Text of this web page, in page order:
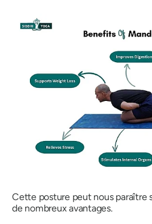
Cette posture peut nous paraître
de nombreux avantages.